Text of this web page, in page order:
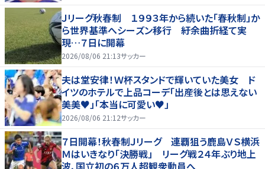
Ｊリーグ秋春制 １９９３年から続いた「春秋制」か
ら世界基準へシーズン移行 紆余曲折経て実
現…７日に開幕
2026/08/06 21:13サッカー
夫は堂安律！Ｗ杯スタンドで輝いていた美女 ド
イツのホテルで上品コーデ「出産後とは思えない
美美♥」「本当に可愛い♥」
2026/08/06 21:12サッカー
７日開幕！秋春制Ｊリーグ 連覇狙う鹿島ＶＳ横浜
Ｍはいきなり「決勝戦」 リーグ戦２４年ぶり地上
波、国立初の６万人超観衆動員へ